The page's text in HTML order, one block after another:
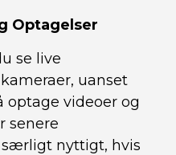
Optagelser
se live
uanset
optage videoer og
senere
nyttigt, hvis